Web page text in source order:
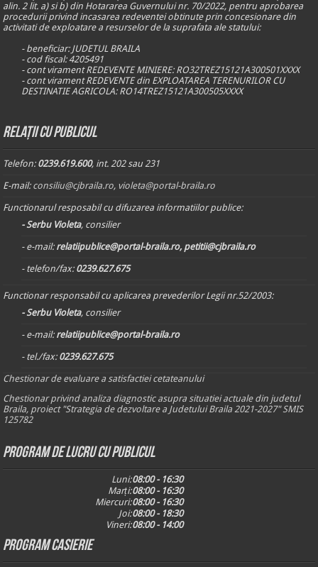
alin. 2 lit. a) si b) din Hotararea Guvernului nr. 70/2022, pentru aprobarea
procedurii privind incasarea redeventei obtinute prin concesionare din
activitati de exploatare a resurselor de la suprafata ale statului:
- beneficiar: JUDETUL BRAILA
- cod fiscal: 4205491
- cont virament REDEVENTE MINIERE: RO32TREZ15121A300501XXXX
- cont virament REDEVENTE din EXPLOATAREA TERENURILOR CU
DESTINATIE AGRICOLA: RO14TREZ15121A300505XXXX
Relații cu publicul
Telefon: 0239.619.600, int. 202 sau 231
E-mail: consiliu@cjbraila.ro, violeta@portal-braila.ro
Functionarul resposabil cu difuzarea informatiilor publice:
- Serbu Violeta, consilier
- e-mail: relatiipublice@portal-braila.ro, petitii@cjbraila.ro
- telefon/fax: 0239.627.675
Functionar responsabil cu aplicarea prevederilor Legii nr.52/2003:
- Serbu Violeta, consilier
- e-mail: relatiipublice@portal-braila.ro
- tel./fax: 0239.627.675
Chestionar de evaluare a satisfactiei cetateanului
Chestionar privind analiza diagnostic asupra situatiei actuale din judetul
Braila, proiect "Strategia de dezvoltare a Judetului Braila 2021-2027" SMIS
125782
Program de lucru cu publicul
Luni:08:00 - 16:30
Marți:08:00 - 16:30
Miercuri:08:00 - 16:30
Joi:08:00 - 18:30
Vineri:08:00 - 14:00
Program casierie